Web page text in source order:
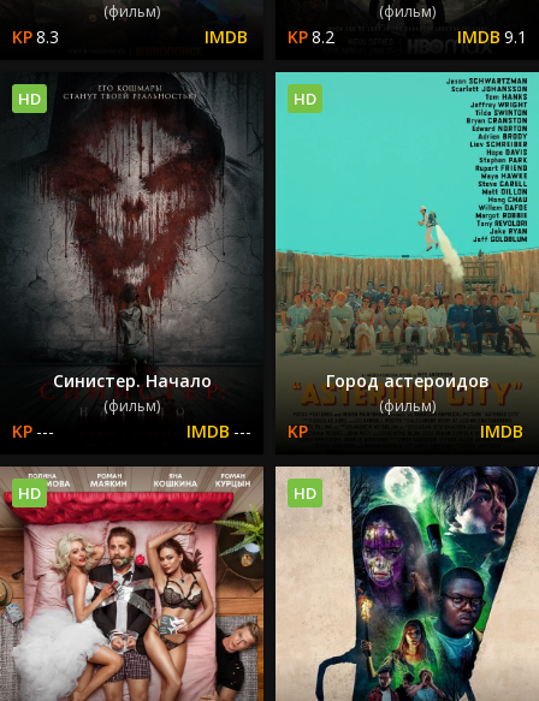
(фильм)
8.3
(фильм)
8.2 9.1
Синистер. Начало
(фильм)
--- ---
HD
Город астероидов
(фильм)
HD
HD HD